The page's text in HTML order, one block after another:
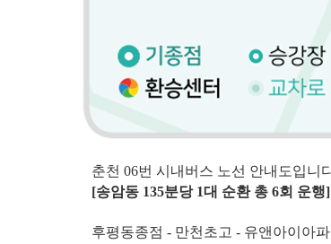
춘천 06번 시내버스 노선 안내도입니
[송암동 135분당 1대 순환 총 6회 운행]
후평동종점 - 만천초고 - 유앤아이아